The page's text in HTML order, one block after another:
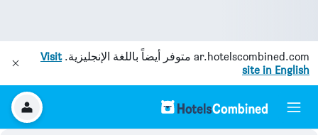
ar.hotelscombined.com متوفر أيضاً باللغة الإنجليزية.Visit
site in English